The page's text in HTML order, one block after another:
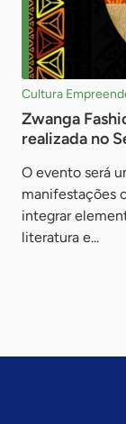
Cultura
Zwanga
realizada no
O evento será
manifestações
integrar
literatura e...